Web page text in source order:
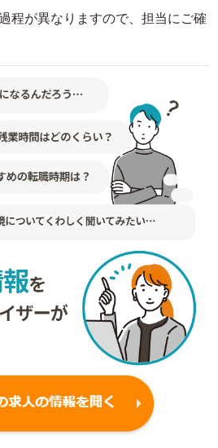
程が異なりますので、担当にご確